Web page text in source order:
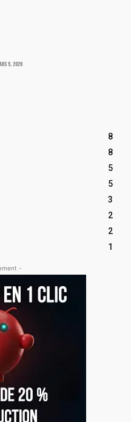
5, 2026
8
8
5
5
3
2
2
1
-